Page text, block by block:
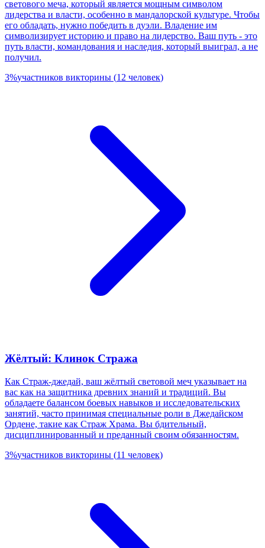
светового меча, который является мощным символом
лидерства и власти, особенно в мандалорской культуре. Чтобы
его обладать, нужно победить в дуэли. Владение им
символизирует историю и право на лидерство. Ваш путь - это
путь власти, командования и наследия, который выиграл, а не
получил.
3%участников викторины (12 человек)
Жёлтый: Клинок Стража
Как Страж-джедай, ваш жёлтый световой меч указывает на
вас как на защитника древних знаний и традиций. Вы
обладаете балансом боевых навыков и исследовательских
занятий, часто принимая специальные роли в Джедайском
Ордене, такие как Страж Храма. Вы бдительный,
дисциплинированный и преданный своим обязанностям.
3%участников викторины (11 человек)